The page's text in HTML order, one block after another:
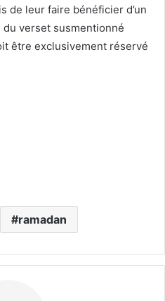
de leur faire bénéficier d’un
verset susmentionné
être exclusivement réservé
ramadan